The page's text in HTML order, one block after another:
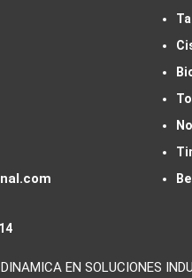
EN SOLUCIONES